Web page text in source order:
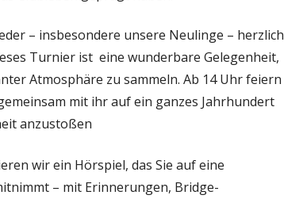
– insbesondere unsere Neulinge – herzlich
Turnier ist eine wunderbare Gelegenheit,
Atmosphäre zu sammeln. Ab 14 Uhr feiern
mit ihr auf ein ganzes Jahrhundert
anzustoßen
wir ein Hörspiel, das Sie auf eine
– mit Erinnerungen, Bridge-